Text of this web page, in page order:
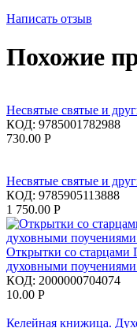
Написать отзыв
Похожие
Несвятые святые и
КОД: 9785001782988
730.00 Р
Несвятые святые и
КОД: 9785905113888
1 750.00 Р
Открытки со старцами
духовными поучениями
КОД: 2000000704074
10.00 Р
Келейная книжица.